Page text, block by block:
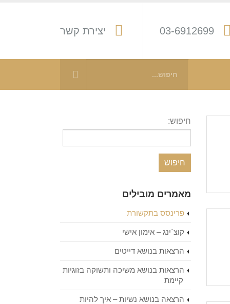
03-6912699 יצירת קשר
חיפוש:
מאמרים מובילים
פרינסס בתקשורת
קוצ`ינג – אימון אישי
הרצאות בנושא דייטים
הרצאות בנושא משיכה ותשוקה בזוגיות
קיימת
הרצאה בנושא נשיות – איך להיות